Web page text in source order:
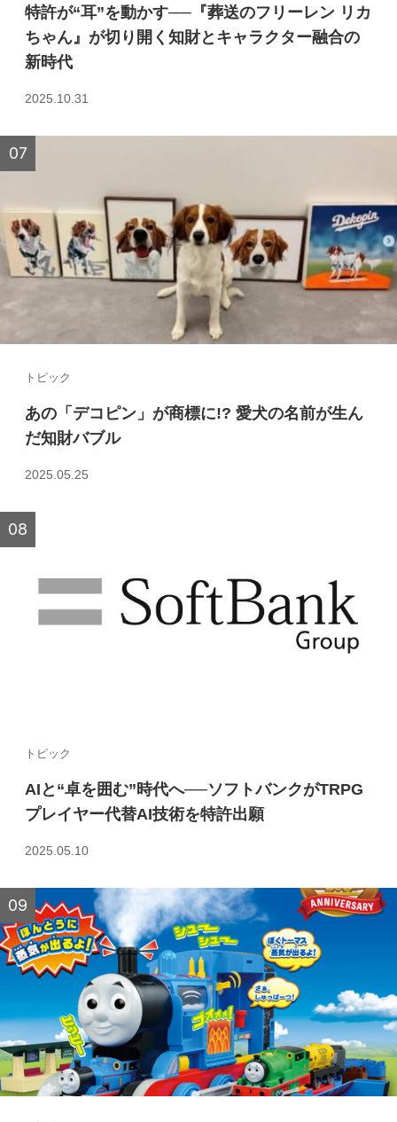
特許が“耳”を動かす──『葬送のフリーレン リカ
ちゃん』が切り開く知財とキャラクター融合の
新時代
2025.10.31
トピック
あの「デコピン」が商標に!? 愛犬の名前が生ん
だ知財バブル
2025.05.25
トピック
AIと“卓を囲む”時代へ──ソフトバンクがTRPG
プレイヤー代替AI技術を特許出願
2025.05.10